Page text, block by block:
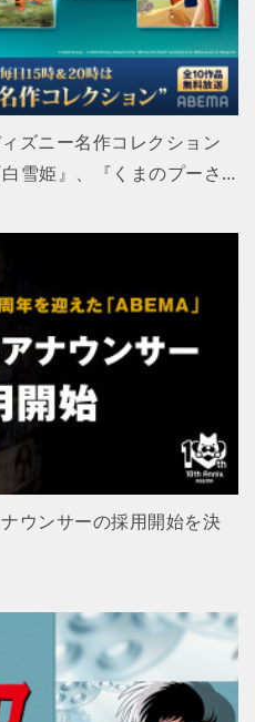
ズニー名作コレクション
雪姫』、『くまのプーさ…
ウンサーの採用開始を決